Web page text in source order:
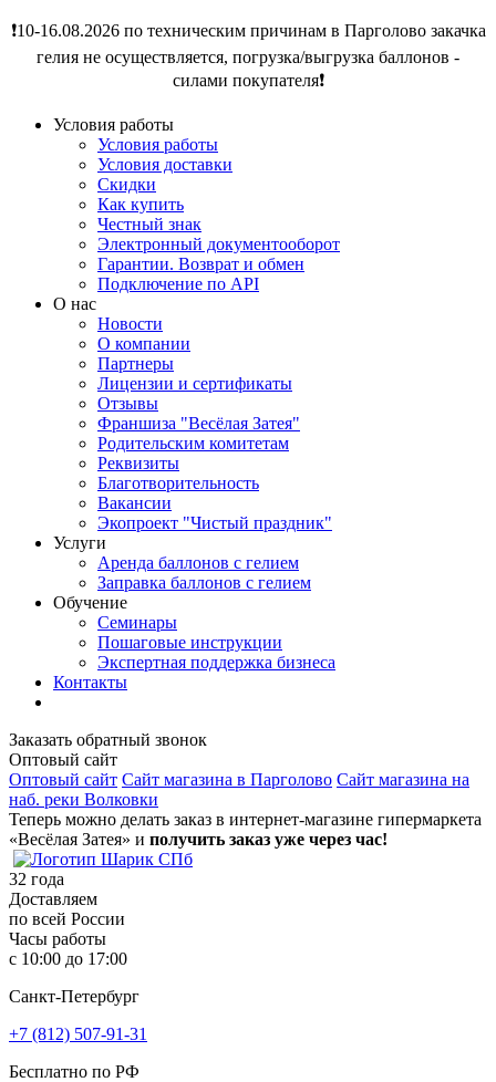
❗️10-16.08.2026 по техническим причинам в Парголово закачка
гелия не осуществляется, погрузка/выгрузка баллонов -
силами покупателя❗️
Условия работы
Условия работы
Условия доставки
Скидки
Как купить
Честный знак
Электронный документооборот
Гарантии. Возврат и обмен
Подключение по API
О нас
Новости
О компании
Партнеры
Лицензии и сертификаты
Отзывы
Франшиза "Весёлая Затея"
Родительским комитетам
Реквизиты
Благотворительность
Вакансии
Экопроект "Чистый праздник"
Услуги
Аренда баллонов с гелием
Заправка баллонов с гелием
Обучение
Семинары
Пошаговые инструкции
Экспертная поддержка бизнеса
Контакты
Заказать обратный звонок
Оптовый сайт
Оптовый сайт Сайт магазина в Парголово Сайт магазина на
наб. реки Волковки
Теперь можно делать заказ в интернет-магазине гипермаркета
«Весёлая Затея» и получить заказ уже через час!
32 года
Доставляем
по всей России
Часы работы
с 10:00 до 17:00
Санкт-Петербург
+7 (812) 507-91-31
Бесплатно по РФ